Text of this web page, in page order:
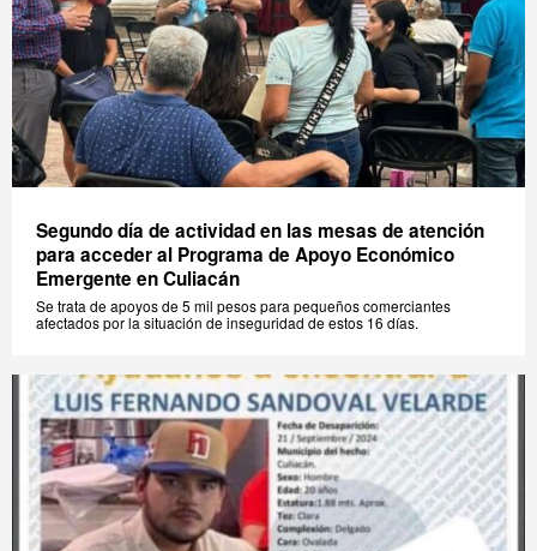
Segundo día de actividad en las mesas de atención
para acceder al Programa de Apoyo Económico
Emergente en Culiacán
Se trata de apoyos de 5 mil pesos para pequeños comerciantes
afectados por la situación de inseguridad de estos 16 días.